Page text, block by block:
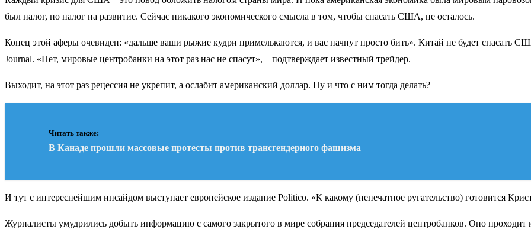
был налог, но налог на развитие. Сейчас никакого экономического смысла в том, чтобы спасать США, не осталось.
Конец этой аферы очевиден: «дальше ваши рыжие кудри примелькаются, и вас начнут просто бить». Китай не будет спасать
Journal. «Нет, мировые центробанки на этот раз нас не спасут», – подтверждает известный трейдер.
Выходит, на этот раз рецессия не укрепит, а ослабит американский доллар. Ну и что с ним тогда делать?
Читать также:
В Канаде прошли массовые протесты против трансгендерного фашизма
И тут с интереснейшим инсайдом выступает европейское издание Politico. «К какому (непечатное ругательство) готовится
Журналисты умудрились добыть информацию с самого закрытого в мире собрания председателей центробанков. Оно